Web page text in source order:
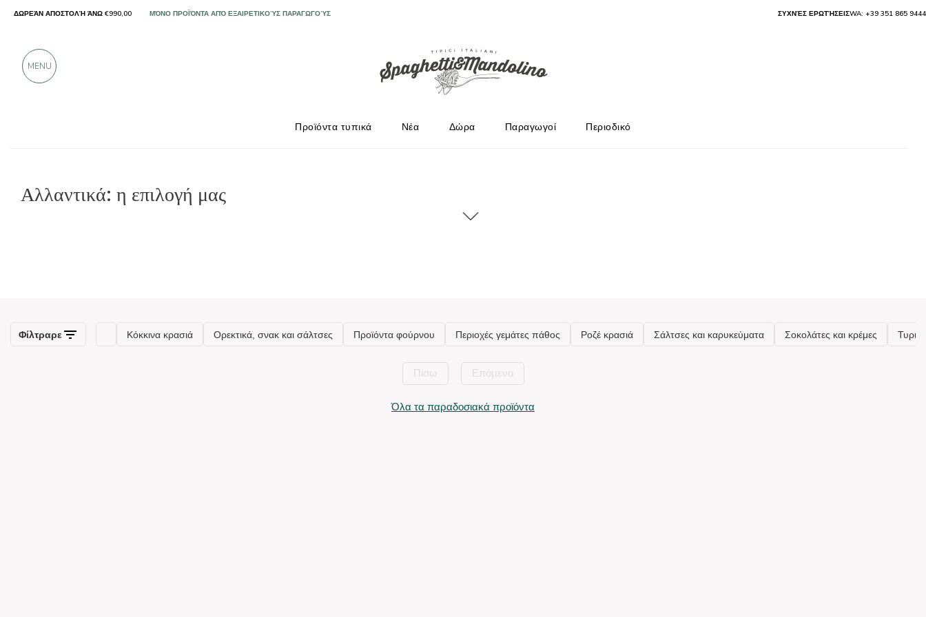
Αλλαντικά: η επιλογή μας
Πίσω Επόμενο
Όλα τα παραδοσιακά προϊόντα
ΔΩΡΕΆΝ ΑΠΟΣΤΟΛΉ ΆΝΩ €990,00 ΜΌΝΟ ΠΡΟΪΌΝΤΑ ΑΠΌ ΕΞΑΙΡΕΤΙΚΟΎΣ ΠΑΡΑΓΩΓΟΎΣ ΣΥΧΝΈΣ ΕΡΩΤΉΣΕΙΣWA: +39 351 865 9444
MENU
Προϊόντα τυπικά Νέα Δώρα Παραγωγοί Περιοδικό